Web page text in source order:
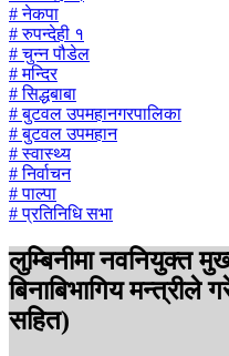
# नेकपा
# रुपन्देही १
# चुन्न पौडेल
# मन्दिर
# सिद्धबाबा
# बुटवल उपमहानगरपालिका
# बुटवल उपमहान
# स्वास्थ्य
# निर्वाचन
# पाल्पा
# प्रतिनिधि सभा
लुम्बिनीमा नवनियुक्त
बिनाबिभागिय मन्त्रीले
सहित)